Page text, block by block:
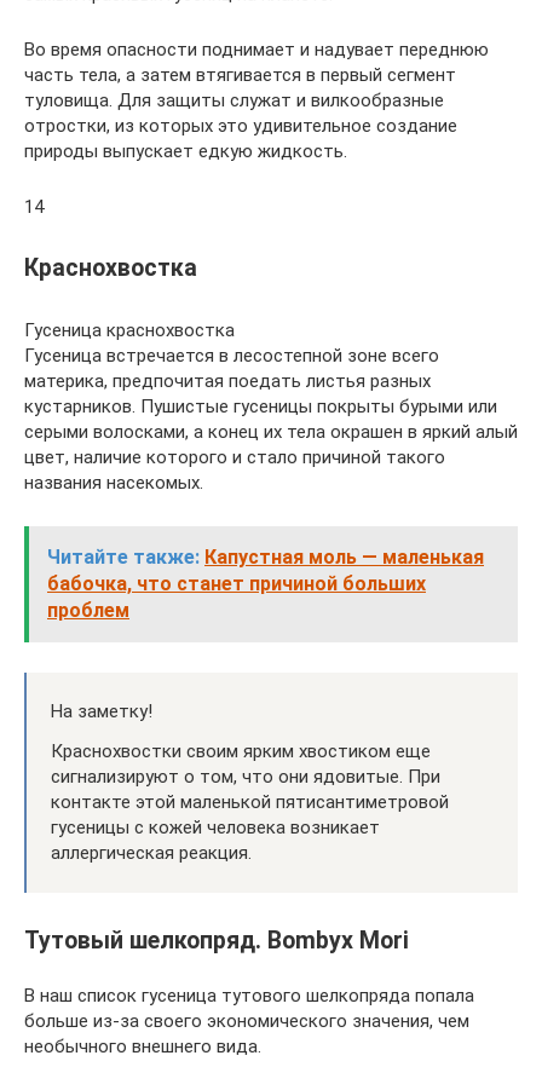
Во время опасности поднимает и надувает переднюю
часть тела, а затем втягивается в первый сегмент
туловища. Для защиты служат и вилкообразные
отростки, из которых это удивительное создание
природы выпускает едкую жидкость.
14
Краснохвостка
Гусеница краснохвостка
Гусеница встречается в лесостепной зоне всего
материка, предпочитая поедать листья разных
кустарников. Пушистые гусеницы покрыты бурыми или
серыми волосками, а конец их тела окрашен в яркий алый
цвет, наличие которого и стало причиной такого
названия насекомых.
Читайте также: Капустная моль — маленькая
бабочка, что станет причиной больших
проблем
На заметку!
Краснохвостки своим ярким хвостиком еще
сигнализируют о том, что они ядовитые. При
контакте этой маленькой пятисантиметровой
гусеницы с кожей человека возникает
аллергическая реакция.
Тутовый шелкопряд. Bombyx Mori
В наш список гусеница тутового шелкопряда попала
больше из-за своего экономического значения, чем
необычного внешнего вида.